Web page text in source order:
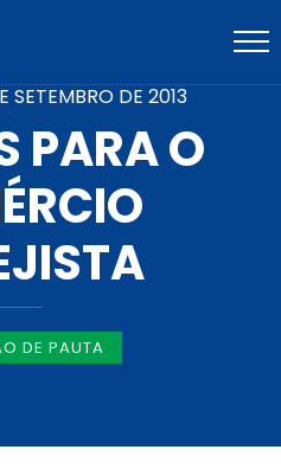
SETEMBRO DE 2013
PARA O
DE PAUTA